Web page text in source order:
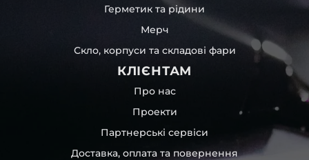
Герметик та рідини
Мерч
Скло, корпуси та складові фари
КЛІЄНТАМ
Про нас
Проекти
Партнерські сервіси
Доставка, оплата та повернення